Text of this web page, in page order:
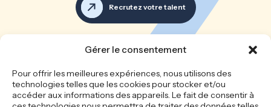
Gérer le consentement
Pour offrir les meilleures expériences, nous utilisons des
technologies telles que les cookies pour stocker et/ou
accéder aux informations des appareils. Le fait de consentir à
Recrutez votre talent
Les bonnes équipes font les
grandes entreprises